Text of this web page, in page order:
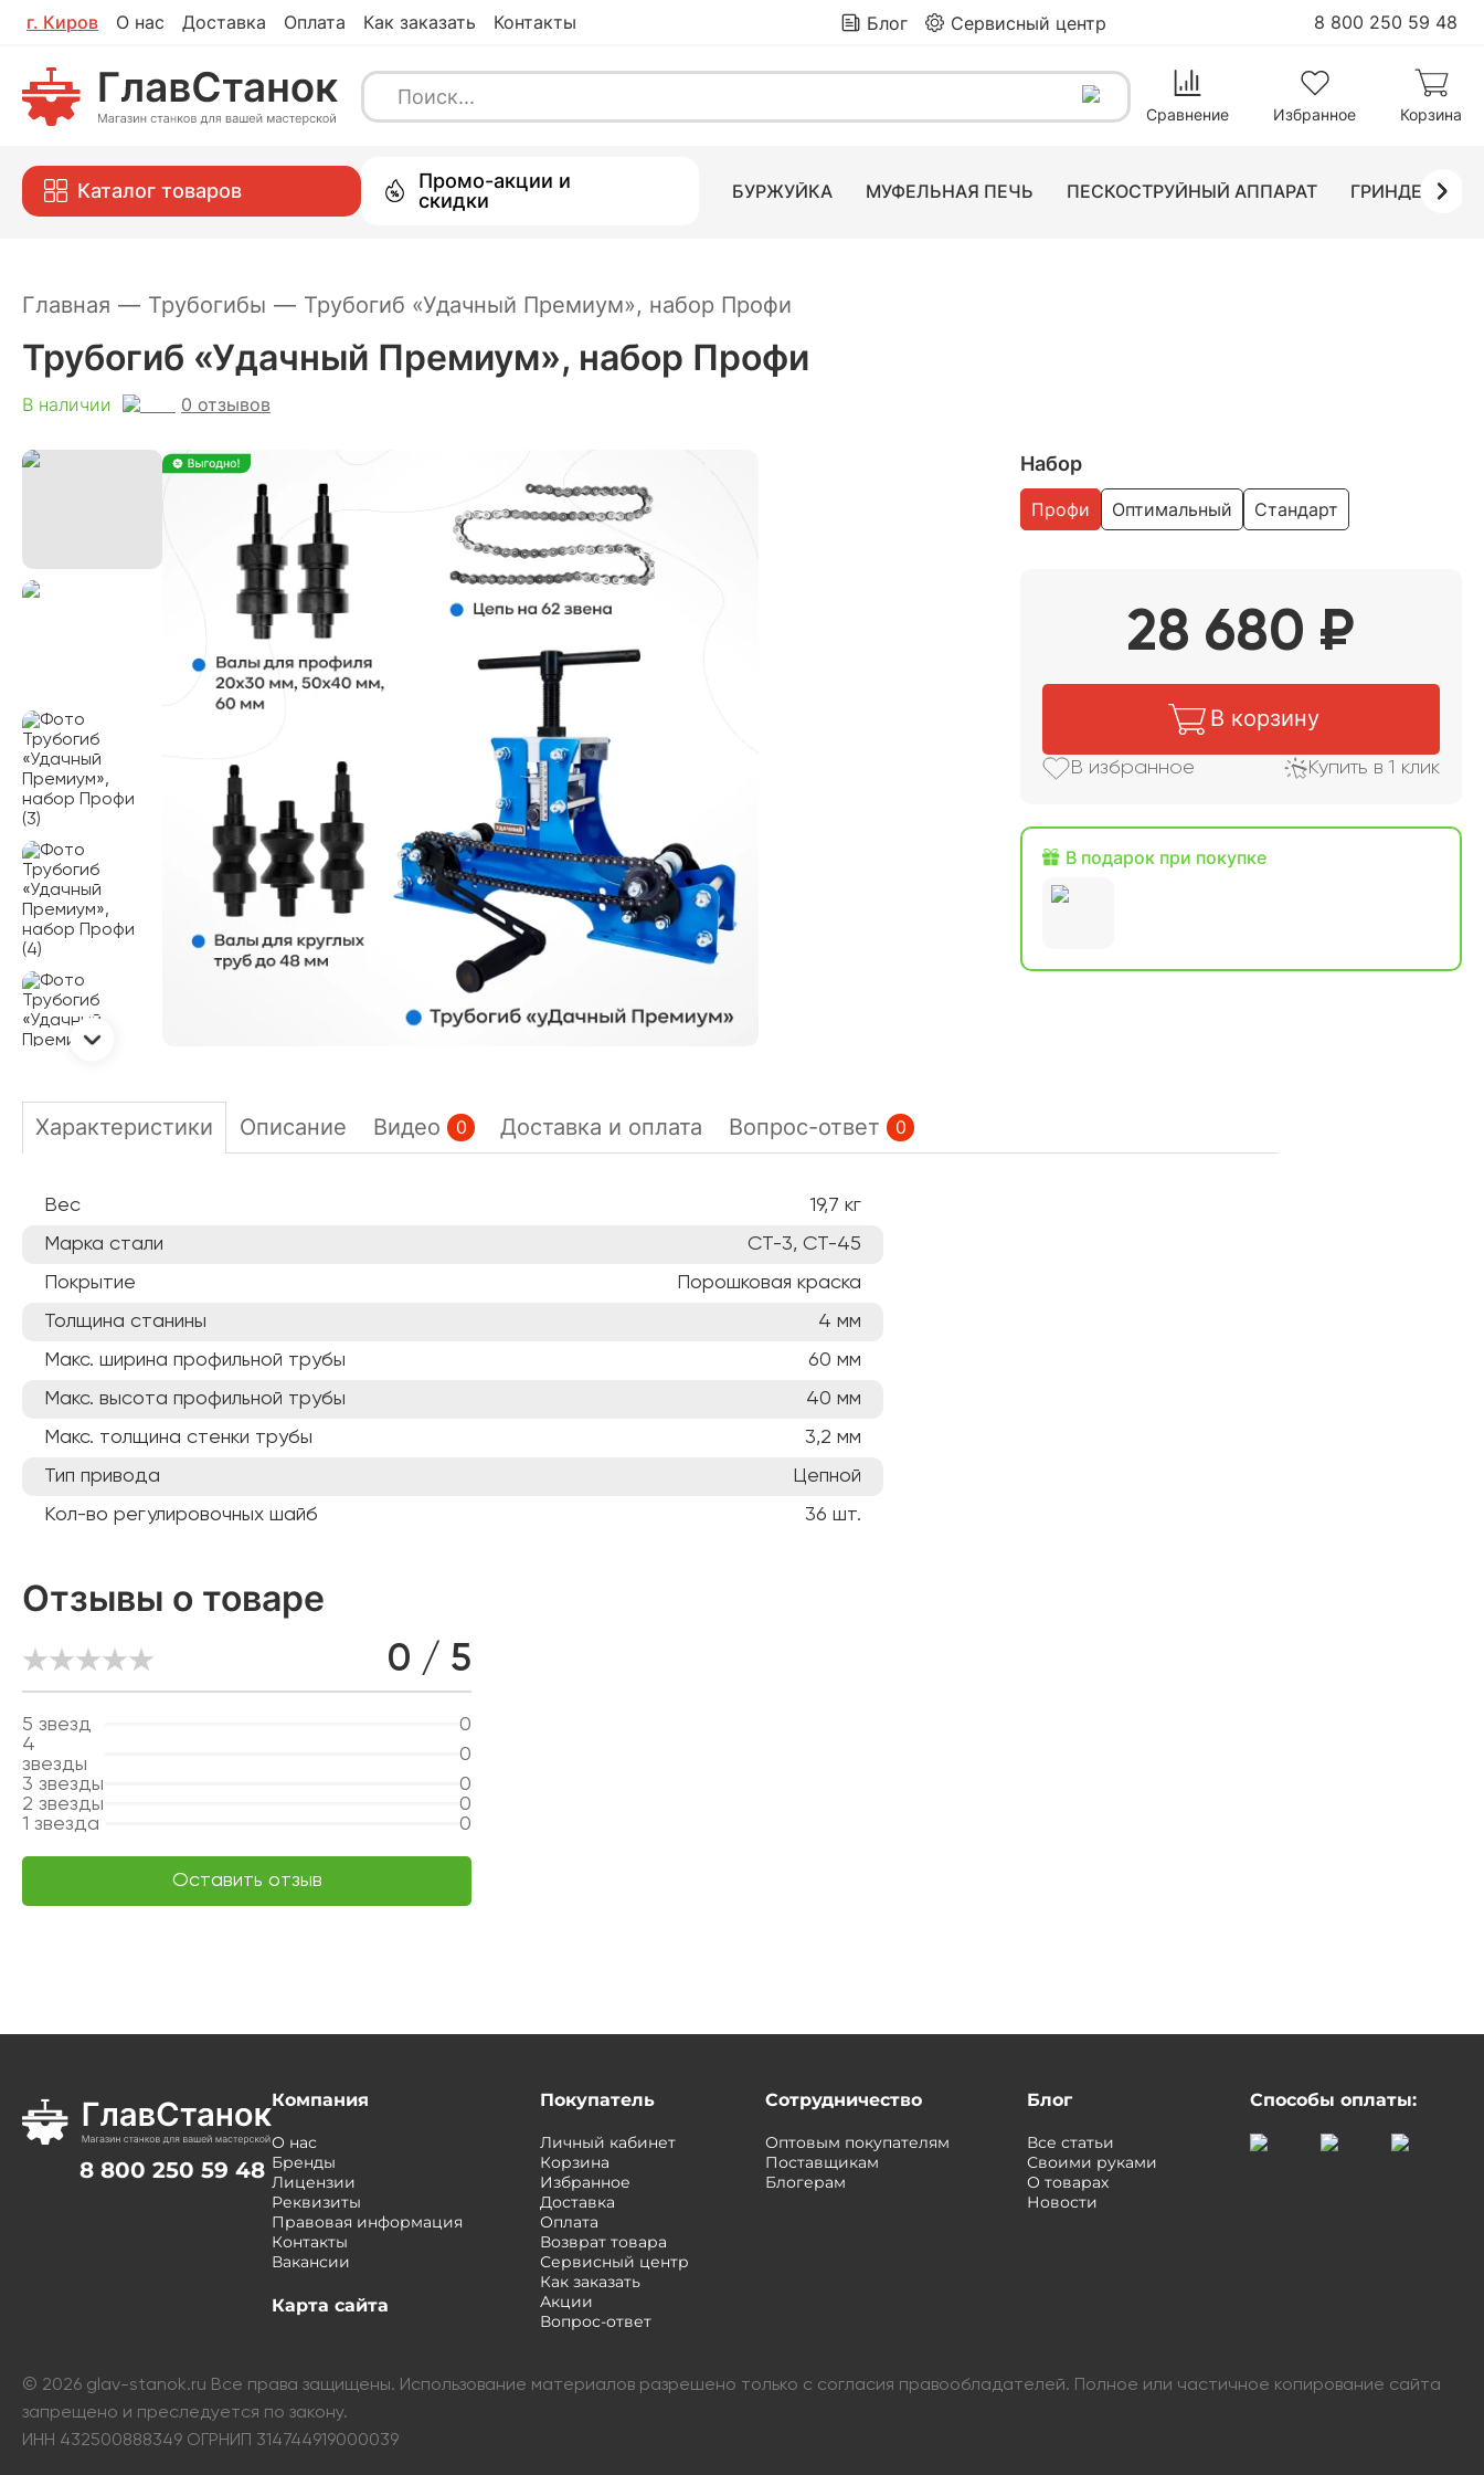
г. Киров О нас Доставка Оплата Как заказать Контакты Блог Сервисный центр 8 800 250 59 48
Каталог товаров
Сравнение Избранное Корзина
Каталог товаров
Промо-акции и
скидки
БУРЖУЙКА МУФЕЛЬНАЯ ПЕЧЬ ПЕСКОСТРУЙНЫЙ АППАРАТ ГРИНДЕР
Главная — Трубогибы — Трубогиб «Удачный Премиум», набор Профи
Трубогиб «Удачный Премиум», набор Профи
Трубогиб «Удачный Премиум», набор Профи
В наличии 0 отзывов
Набор
Профи Оптимальный Стандарт
28 680 ₽
В корзину
В избранное Купить в 1 клик
В подарок при покупке
Характеристики Описание Видео 0 Доставка и оплата Вопрос-ответ 0
Вес 19,7 кг
Марка стали
СТ-3, СТ-45
Покрытие
Порошковая краска
Толщина станины
4 мм
Макс. ширина профильной трубы
60 мм
Макс. высота профильной трубы
40 мм
Макс. толщина стенки трубы
3,2 мм
Тип привода
Цепной
Кол-во регулировочных шайб
36 шт.
Отзывы о товаре
0 / 5
5 звезд
0
4
звезды
0
3 звезды
0
2 звезды
0
1 звезда 0
Оставить отзыв
8 800 250 59 48
Компания
О нас
Бренды
Лицензии
Реквизиты
Правовая информация
Контакты
Вакансии
Карта сайта
Покупатель
Личный кабинет
Корзина
Избранное
Доставка
Оплата
Возврат товара
Сервисный центр
Как заказать
Акции
Вопрос-ответ
Сотрудничество
Оптовым покупателям
Поставщикам
Блогерам
Блог
Все статьи
Своими руками
О товарах
Новости
Способы оплаты:
© 2026 glav-stanok.ru Все права защищены. Использование материалов разрешено только с согласия правообладателей. Полное или частичное копирование сайта
запрещено и преследуется по закону.
ИНН 432500888349 ОГРНИП 314744919000039